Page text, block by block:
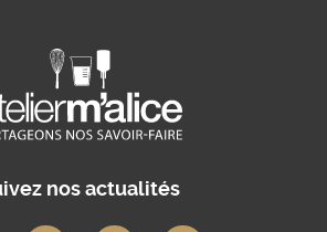
nos actualités